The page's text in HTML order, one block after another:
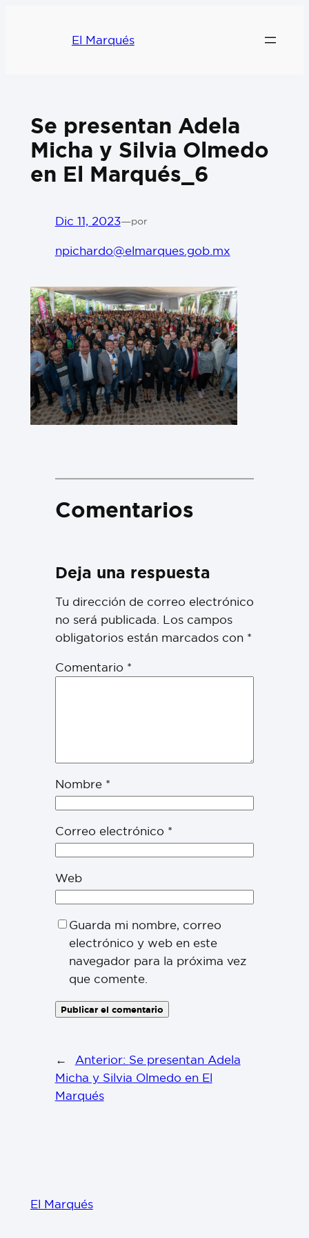
El Marqués
Se presentan Adela
Micha y Silvia Olmedo
en El Marqués_6
Dic 11, 2023—por
npichardo@elmarques.gob.mx
Comentarios
Deja una respuesta
Tu dirección de correo electrónico
no será publicada. Los campos
obligatorios están marcados con *
Comentario *
Nombre *
Correo electrónico *
Web
Guarda mi nombre, correo
electrónico y web en este
navegador para la próxima vez
que comente.
← Anterior: Se presentan Adela
Micha y Silvia Olmedo en El
Marqués
El Marqués